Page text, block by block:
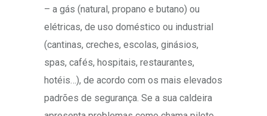
– a gás (natural, propano e butano) ou
elétricas, de uso doméstico ou industrial
(cantinas, creches, escolas, ginásios,
spas, cafés, hospitais, restaurantes,
hotéis…), de acordo com os mais elevados
padrões de segurança. Se a sua caldeira